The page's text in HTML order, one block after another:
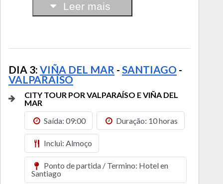
Leer mais
DIA 3: VIÑA DEL MAR - SANTIAGO -
VALPARAÍSO
CITY TOUR POR VALPARAÍSO E VIÑA DEL
MAR
Saída: 09:00
Duração: 10 horas
Inclui: Almoço
Ponto de partida / Termino: Hotel en
Santiago